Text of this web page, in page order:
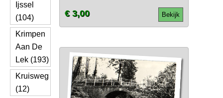
Ijssel
(104)
Krimpen
Aan De
Lek (193)
Kruisweg
(12)
Bekijk
€ 3,00